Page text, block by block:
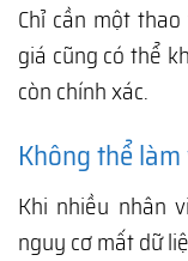
Chỉ cần một
giá cũng có thể
còn chính xác.
Không thể
Khi nhiều nhân
nguy cơ mất dữ